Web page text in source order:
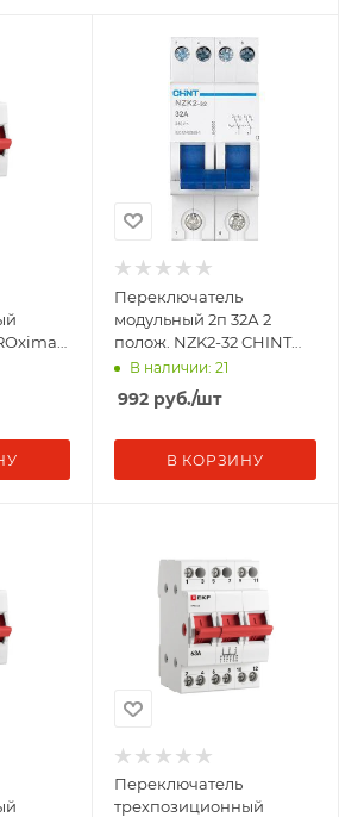
Переключатель
модульный 2п 32А 2
полож. NZK2-32 CHINT
643003
В наличии: 21
992руб./шт
В КОРЗИНУ
Переключатель
трехпозиционный